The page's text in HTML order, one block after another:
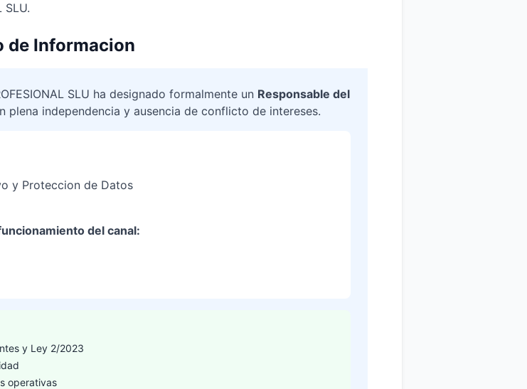
SLU.
de Informacion
SLU ha designado formalmente un Responsable del
plena independencia y ausencia de conflicto de intereses.
y Proteccion de Datos
del canal:
y Ley 2/2023
operativas